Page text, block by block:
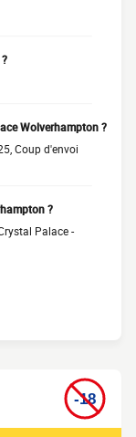
Wolverhampton ?
Coup d'envoi
?
Palace -